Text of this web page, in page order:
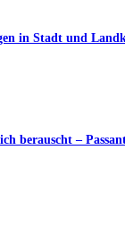
in Stadt und
berauscht –